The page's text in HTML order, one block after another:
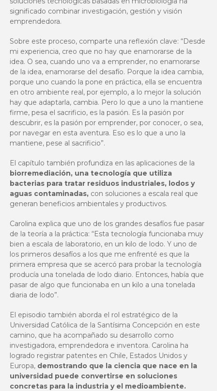
significado combinar investigación, gestión y visión
emprendedora.
Sobre este proceso, comparte una reflexión clave: “Desde
mi experiencia, creo que no hay que enamorarse de la
idea. O sea, cuando uno va a emprender, no enamorarse
de la idea, enamorarse del desafío. Porque la idea cambia,
porque uno cuando la pone en práctica, ella se encuentra
en otro ambiente real, por ejemplo, a lo mejor la solución
hay que adaptarla, cambia. Pero lo que a uno la mantiene
firme, pesa el sacrificio, es la pasión. Es la pasión por
descubrir, es la pasión por emprender, por conocer, o sea,
por navegar en esta aventura. Eso es lo que a uno la
mantiene, pese al sacrificio”.
El capítulo también profundiza en las aplicaciones de la
biorremediación, una tecnología que utiliza
bacterias para tratar residuos industriales, lodos y
aguas contaminadas, con soluciones a escala real que
generan beneficios ambientales y productivos.
Carolina explica que uno de los grandes desafíos fue pasar
de la teoría a la práctica: “Esta tecnología funcionaba muy
bien a escala de laboratorio, en un kilo de lodo. Y uno de
los primeros desafíos a los que me enfrenté es que la
primera empresa que se acercó para probar la tecnología
producía una tonelada de lodo diario. Entonces, había que
pasar de algo que funcionaba en un kilo a una tonelada
diaria de lodo”.
El episodio también aborda el rol estratégico de la
Universidad Católica de la Santísima Concepción en este
camino, que ha acompañado su desarrollo como
investigadora, emprendedora e inventora. Carolina ha
logrado registrar patentes en Chile, Estados Unidos y
Europa, demostrando que la ciencia que nace en la
universidad puede convertirse en soluciones
concretas para la industria y el medioambiente.